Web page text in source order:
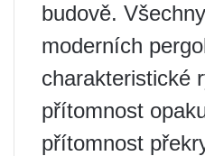
budově.
moderních
charakteristické
přítomnost
přítomnost